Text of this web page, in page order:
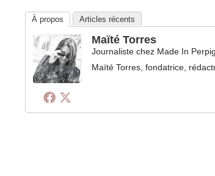
À propos Articles récents
Maïté Torres
Journaliste chez Made In
Maïté Torres, fondatrice,